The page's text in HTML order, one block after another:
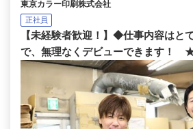
東京カラー印刷株式会社
正社員
【未経験者歓迎！】◆仕事内容はと
で、無理なくデビューできます！ ★